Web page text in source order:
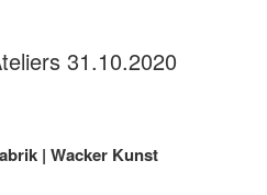
31.10.2020
| Wacker Kunst